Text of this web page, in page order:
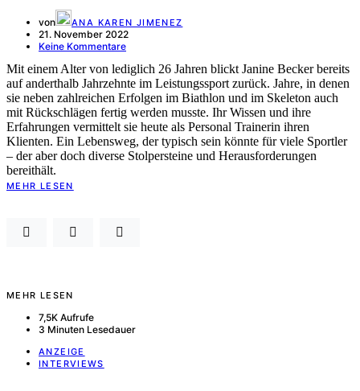
von ANA KAREN JIMENEZ
21. November 2022
Keine Kommentare
Mit einem Alter von lediglich 26 Jahren blickt Janine Becker bereits
auf anderthalb Jahrzehnte im Leistungssport zurück. Jahre, in denen
sie neben zahlreichen Erfolgen im Biathlon und im Skeleton auch
mit Rückschlägen fertig werden musste. Ihr Wissen und ihre
Erfahrungen vermittelt sie heute als Personal Trainerin ihren
Klienten. Ein Lebensweg, der typisch sein könnte für viele Sportler
– der aber doch diverse Stolpersteine und Herausforderungen
bereithält.
MEHR LESEN
MEHR LESEN
7,5K Aufrufe
3 Minuten Lesedauer
ANZEIGE
INTERVIEWS